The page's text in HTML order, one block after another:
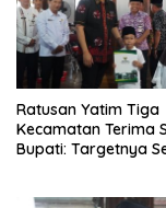
Ratusan Yatim Tiga
Kecamatan Terima
Bupati: Targetnya